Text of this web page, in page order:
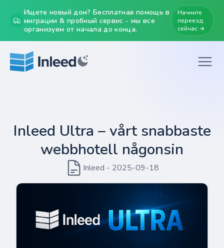
Ищете новый дом? Бесплатная помощь в
миграции & пробный сервис - мы все
организуем от начала до конца.
Начните
переезд
сейчас →
Inleed Ultra – vårt snabbaste
webbhotell någonsin
Inleed - 2025-09-18